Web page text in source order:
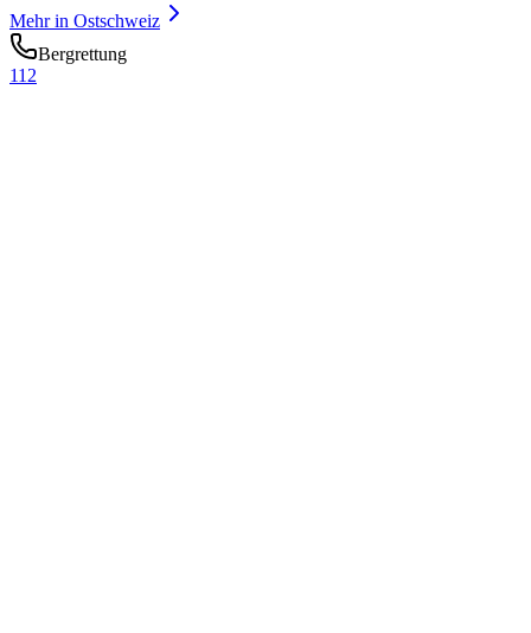
Mehr in Ostschweiz
Bergrettung
112